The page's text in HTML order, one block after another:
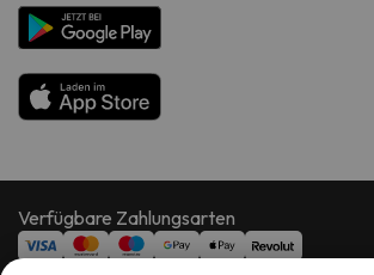
Verfügbare Zahlungsarten